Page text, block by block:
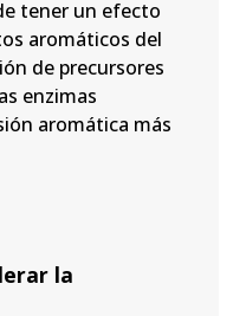
tener un efecto
aromáticos del
de precursores
enzimas
aromática más
la